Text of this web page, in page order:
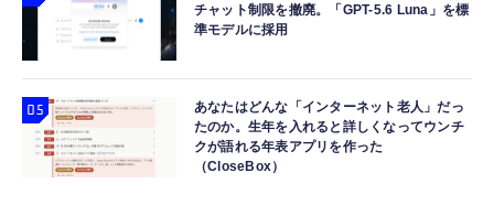
チャット制限を撤廃。「GPT-5.6 Luna」を標
準モデルに採用
あなたはどんな「インターネット老人」だっ
たのか。生年を入れると詳しくなってウンチ
クが語れる年表アプリを作った
（CloseBox）